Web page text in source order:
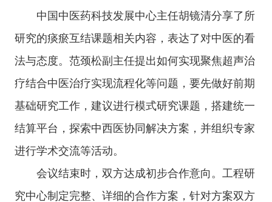
中国中医药科技发展中心主任胡镜清分享了所
研究的痰瘀互结课题相关内容，表达了对中医的看
法与态度。范颈松副主任提出如何实现聚焦超声治
疗结合中医治疗实现流程化等问题，要先做好前期
基础研究工作，建议进行模式研究课题，搭建统一
结算平台，探索中西医协同解决方案，并组织专家
进行学术交流等活动。
会议结束时，双方达成初步合作意向。工程研
究中心制定完整、详细的合作方案，针对方案双方